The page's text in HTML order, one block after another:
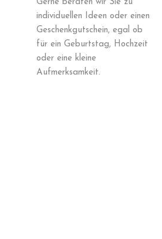
Gerne beraten wir Sie zu
individuellen Ideen oder einen
Geschenkgutschein, egal ob
für ein Geburtstag, Hochzeit
oder eine kleine
Aufmerksamkeit.